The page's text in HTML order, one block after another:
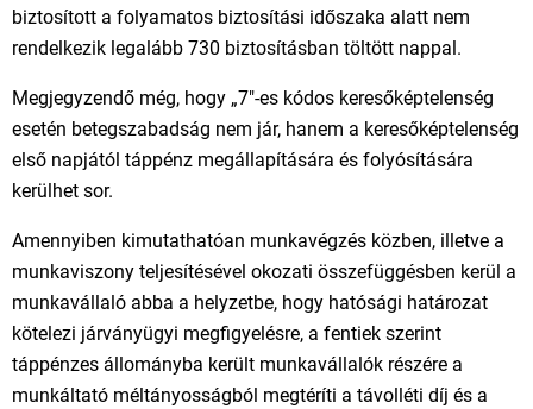
biztosított a folyamatos biztosítási időszaka alatt nem
rendelkezik legalább 730 biztosításban töltött nappal.
Megjegyzendő még, hogy „7"-es kódos keresőképtelenség
esetén betegszabadság nem jár, hanem a keresőképtelenség
első napjától táppénz megállapítására és folyósítására
kerülhet sor.
Amennyiben kimutathatóan munkavégzés közben, illetve a
munkaviszony teljesítésével okozati összefüggésben kerül a
munkavállaló abba a helyzetbe, hogy hatósági határozat
kötelezi járványügyi megfigyelésre, a fentiek szerint
táppénzes állományba került munkavállalók részére a
munkáltató méltányosságból megtéríti a távolléti díj és a